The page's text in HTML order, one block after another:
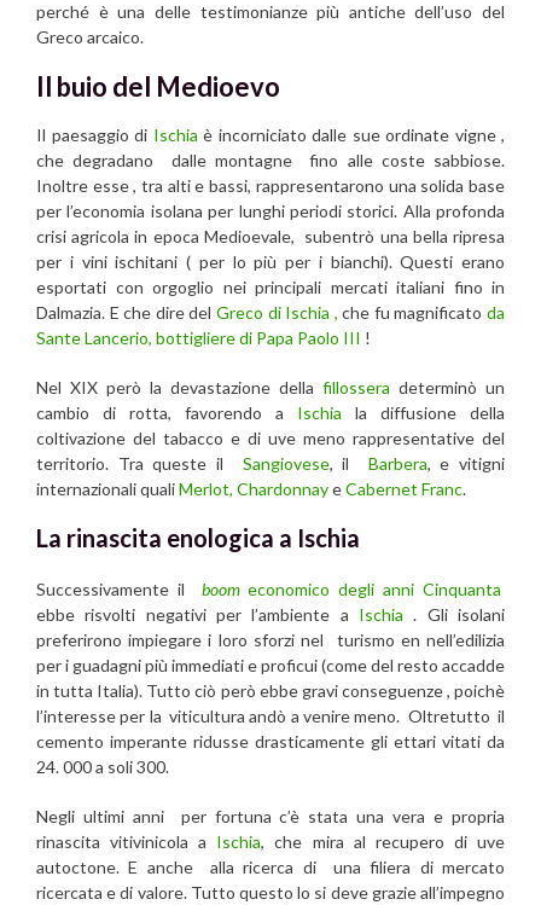
perché è una delle testimonianze più antiche dell’uso del
Greco arcaico.
Il buio del Medioevo
Il paesaggio di Ischia è incorniciato dalle sue ordinate vigne ,
che degradano dalle montagne fino alle coste sabbiose.
Inoltre esse , tra alti e bassi, rappresentarono una solida base
per l’economia isolana per lunghi periodi storici. Alla profonda
crisi agricola in epoca Medioevale, subentrò una bella ripresa
per i vini ischitani ( per lo più per i bianchi). Questi erano
esportati con orgoglio nei principali mercati italiani fino in
Dalmazia. E che dire del Greco di Ischia ,che fu magnificato da
Sante Lancerio, bottigliere di Papa Paolo III !
Nel XIX però la devastazione della fillossera determinò un
cambio di rotta, favorendo a Ischia la diffusione della
coltivazione del tabacco e di uve meno rappresentative del
territorio. Tra queste il Sangiovese, il Barbera, e vitigni
internazionali qualiMerlot, ChardonnayeCabernet Franc.
La rinascita enologica a Ischia
Successivamente il boomeconomico degli anni Cinquanta
ebbe risvolti negativi per l’ambiente a Ischia . Gli isolani
preferirono impiegare i loro sforzi nel turismo en nell’edilizia
per i guadagni più immediati e proficui (come del resto accadde
in tutta Italia). Tutto ciò però ebbe gravi conseguenze , poichè
l’interesse per la viticultura andò a venire meno. Oltretutto il
cemento imperante ridusse drasticamente gli ettari vitati da
24. 000 a soli 300.
Negli ultimi anni per fortuna c’è stata una vera e propria
rinascita vitivinicola a Ischia, che mira al recupero di uve
autoctone. E anche alla ricerca di una filiera di mercato
ricercata e di valore. Tutto questo lo si deve grazie all’impegno